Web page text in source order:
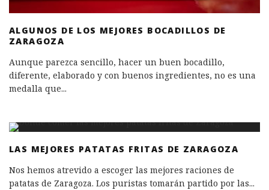
ALGUNOS DE LOS MEJORES BOCADILLOS DE
ZARAGOZA
Aunque parezca sencillo, hacer un buen bocadillo,
diferente, elaborado y con buenos ingredientes, no es una
medalla que...
LAS MEJORES PATATAS FRITAS DE ZARAGOZA
Nos hemos atrevido a escoger las mejores raciones de
patatas de Zaragoza. Los puristas tomarán partido por las...